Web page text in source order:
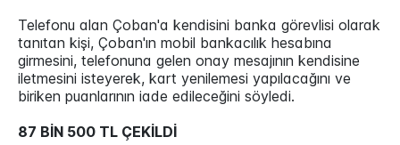
Telefonu alan Çoban'a kendisini banka görevlisi olarak
tanıtan kişi, Çoban'ın mobil bankacılık hesabına
girmesini, telefonuna gelen onay mesajının kendisine
iletmesini isteyerek, kart yenilemesi yapılacağını ve
biriken puanlarının iade edileceğini söyledi.
87 BİN 500 TL ÇEKİLDİ